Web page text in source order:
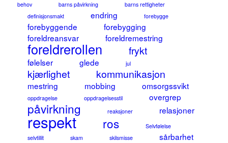
behov
barns påvirkning
barns rettigheter
definisjonsmakt
endring forebygge
forebyggende
forebygging
foreldreansvar
foreldremestring
foreldrerollen frykt
følelser glede jul
kjærlighet kommunikasjon
mestring mobbing omsorgssvikt
oppdragelse oppdragelsesstil overgrep
påvirkning reaksjoner relasjoner
respekt ros
Selvfølelse
selvtillit
skam skilsmisse sårbarhet